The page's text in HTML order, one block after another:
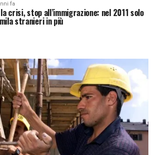
fa
la crisi, stop all’immigrazione: nel 2011 solo
stranieri in più